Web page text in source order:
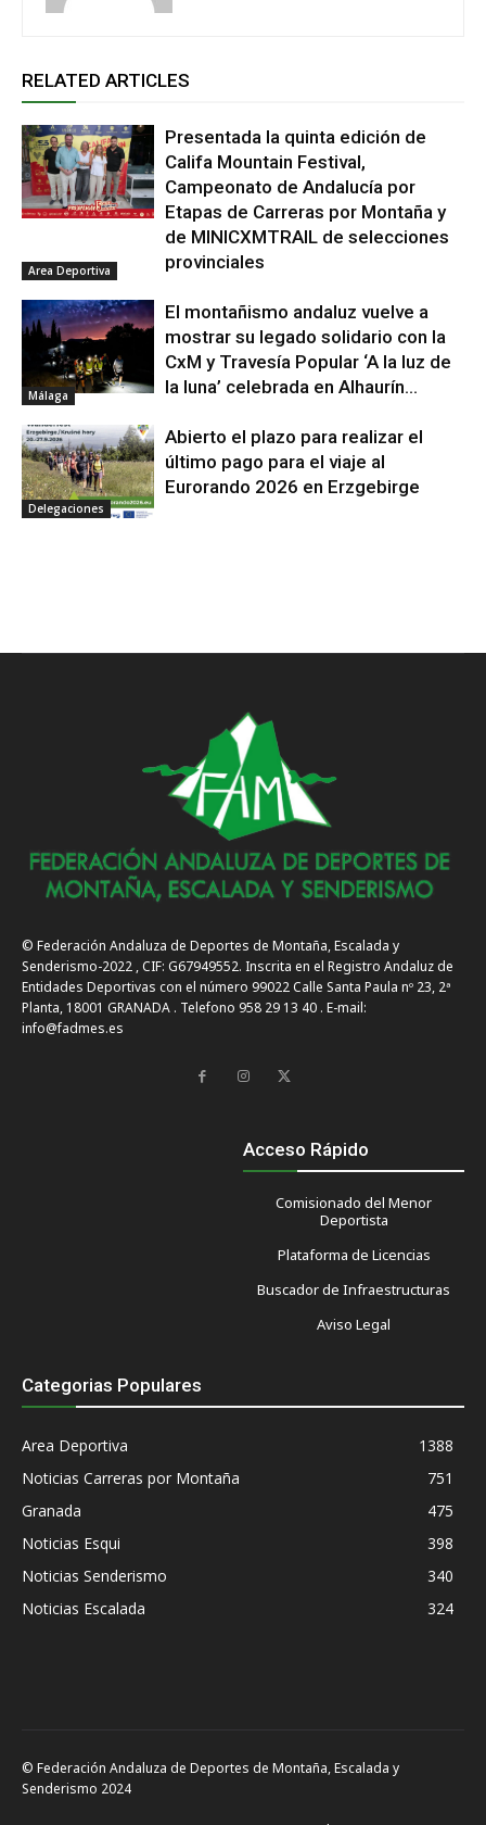
RELATED ARTICLES
Area Deportiva
Presentada la quinta edición de
Califa Mountain Festival,
Campeonato de Andalucía por
Etapas de Carreras por Montaña y
de MINICXMTRAIL de selecciones
provinciales
Málaga
El montañismo andaluz vuelve a
mostrar su legado solidario con la
CxM y Travesía Popular ‘A la luz de
la luna’ celebrada en Alhaurín...
Delegaciones
Abierto el plazo para realizar el
último pago para el viaje al
Eurorando 2026 en Erzgebirge
© Federación Andaluza de Deportes de Montaña, Escalada y
Senderismo-2022 , CIF: G67949552. Inscrita en el Registro Andaluz de
Entidades Deportivas con el número 99022 Calle Santa Paula nº 23, 2ª
Planta, 18001 GRANADA . Telefono 958 29 13 40 . E-mail:
info@fadmes.es
Acceso Rápido
Comisionado del Menor
Deportista
Plataforma de Licencias
Buscador de Infraestructuras
Aviso Legal
Categorias Populares
Area Deportiva
1388
Noticias Carreras por Montaña
751
Granada
475
Noticias Esqui
398
Noticias Senderismo
340
Noticias Escalada
324
© Federación Andaluza de Deportes de Montaña, Escalada y
Senderismo 2024